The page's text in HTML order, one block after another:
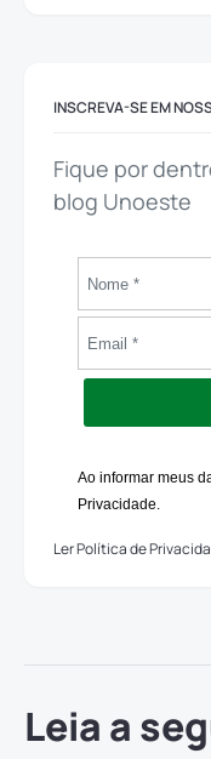
INSCREVA-SE EM
Fique por
blog Unoeste
Ao informar meus
Privacidade.
Ler Política de
Leia a